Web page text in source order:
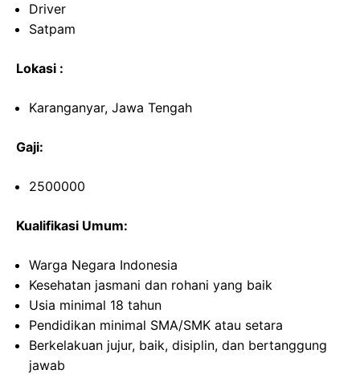
Driver
Satpam
Lokasi :
Karanganyar, Jawa Tengah
Gaji:
2500000
Kualifikasi Umum:
Warga Negara Indonesia
Kesehatan jasmani dan rohani yang baik
Usia minimal 18 tahun
Pendidikan minimal SMA/SMK atau setara
Berkelakuan jujur, baik, disiplin, dan bertanggung
jawab